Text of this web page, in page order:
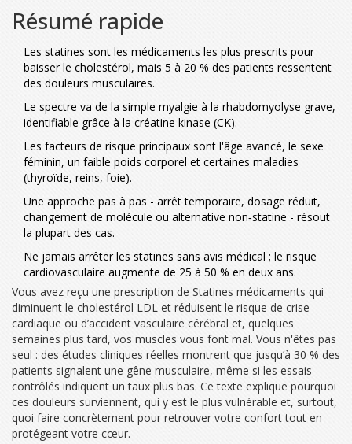
Résumé rapide
Les statines sont les médicaments les plus prescrits pour
baisser le cholestérol, mais 5 à 20 % des patients ressentent
des douleurs musculaires.
Le spectre va de la simple myalgie à la rhabdomyolyse grave,
identifiable grâce à la créatine kinase (CK).
Les facteurs de risque principaux sont l'âge avancé, le sexe
féminin, un faible poids corporel et certaines maladies
(thyroïde, reins, foie).
Une approche pas à pas - arrêt temporaire, dosage réduit,
changement de molécule ou alternative non‑statine - résout
la plupart des cas.
Ne jamais arrêter les statines sans avis médical ; le risque
cardiovasculaire augmente de 25 à 50 % en deux ans.
Vous avez reçu une prescription de Statines médicaments qui
diminuent le cholestérol LDL et réduisent le risque de crise
cardiaque ou d’accident vasculaire cérébral et, quelques
semaines plus tard, vos muscles vous font mal. Vous n'êtes pas
seul : des études cliniques réelles montrent que jusqu’à 30 % des
patients signalent une gêne musculaire, même si les essais
contrôlés indiquent un taux plus bas. Ce texte explique pourquoi
ces douleurs surviennent, qui y est le plus vulnérable et, surtout,
quoi faire concrètement pour retrouver votre confort tout en
protégeant votre cœur.